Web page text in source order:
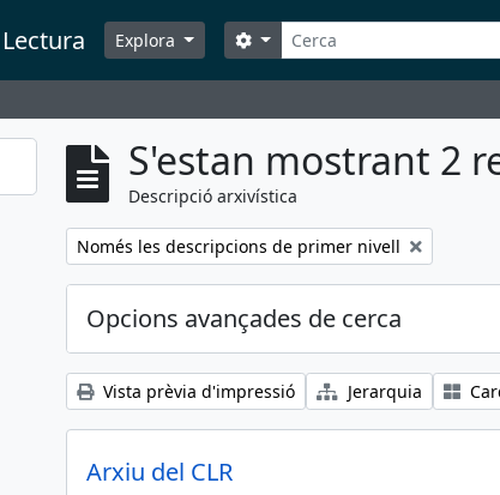
Explora Cerca
Search options
S'estan mostrant 2
Descripció arxivística
Remove filter:
Només les descripcions de primer nivell
Opcions avançades de cerca
Vista prèvia d'impressió Jerarquia
Arxiu del CLR